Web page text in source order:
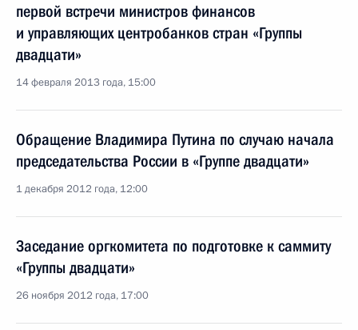
первой встречи министров финансов
и управляющих центробанков стран «Группы
двадцати»
14 февраля 2013 года, 15:00
Обращение Владимира Путина по случаю начала
председательства России в «Группе двадцати»
1 декабря 2012 года, 12:00
Заседание оргкомитета по подготовке к саммиту
«Группы двадцати»
26 ноября 2012 года, 17:00